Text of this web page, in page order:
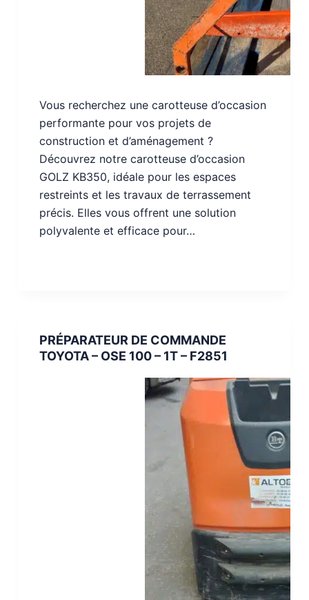
Vous recherchez une carotteuse d’occasion
performante pour vos projets de
construction et d’aménagement ?
Découvrez notre carotteuse d’occasion
GOLZ KB350, idéale pour les espaces
restreints et les travaux de terrassement
précis. Elles vous offrent une solution
polyvalente et efficace pour…
PRÉPARATEUR DE COMMANDE
TOYOTA – OSE 100 – 1T – F2851